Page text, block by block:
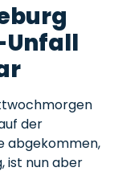
Unfall
der
abgekommen,
ist nun aber